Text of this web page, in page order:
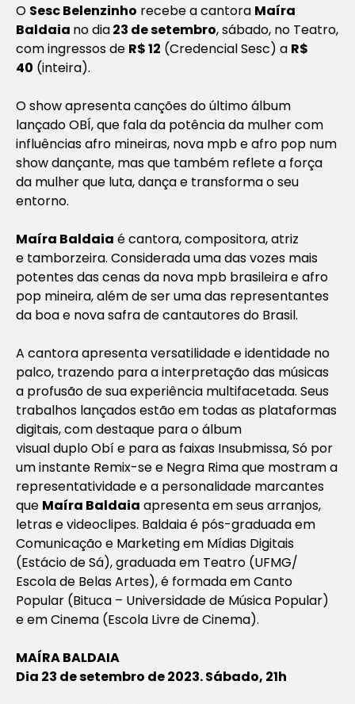
O Sesc Belenzinho recebe a cantora Maíra
Baldaia no dia23 de setembro, sábado, no Teatro,
com ingressos de R$ 12 (Credencial Sesc) a R$
40 (inteira).
O show apresenta canções do último álbum
lançadoOBÍ, que fala da potência da mulher com
influências afro mineiras, nova mpb e afro pop num
show dançante, mas que também reflete a força
da mulher que luta, dança e transforma o seu
entorno.
Maíra Baldaia é cantora, compositora, atriz
e tamborzeira. Considerada uma das vozes mais
potentes das cenas da nova mpb brasileira e afro
pop mineira, além de ser uma das representantes
da boa e nova safra de cantautores do Brasil.
A cantora apresenta versatilidade e identidade no
palco, trazendo para a interpretação das músicas
a profusão de sua experiência multifacetada. Seus
trabalhos lançados estão em todas as plataformas
digitais, com destaque para o álbum
visual duploObíe para as faixas Insubmissa,Só por
um instante Remix-see Negra Rimaque mostram a
representatividade e a personalidade marcantes
que Maíra Baldaia apresenta em seus arranjos,
letras e videoclipes. Baldaia é pós-graduada em
Comunicação e Marketing em Mídias Digitais
(Estácio de Sá), graduada em Teatro (UFMG/
Escola de Belas Artes), é formada em Canto
Popular (Bituca – Universidade de Música Popular)
e em Cinema (Escola Livre de Cinema).
MAÍRA BALDAIA
Dia 23 de setembro de 2023. Sábado, 21h